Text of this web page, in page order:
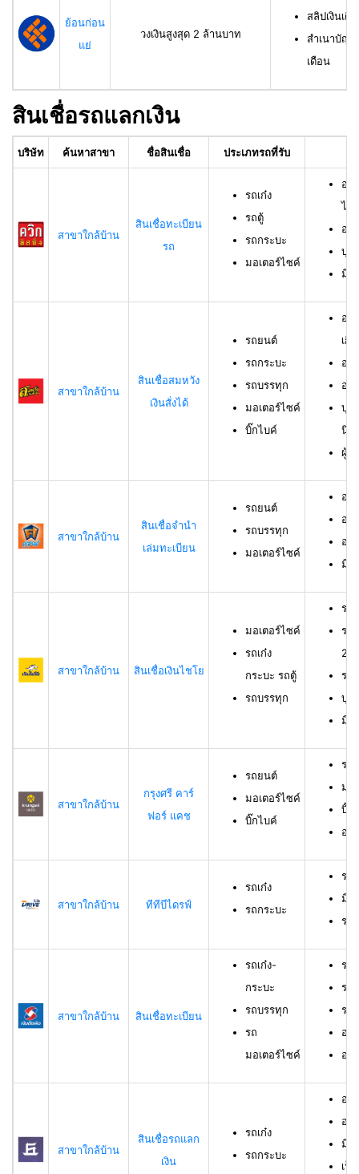
ย้อนก่อน
แย่
วงเงินสูงสุด 2 ล้านบาท
สลิปเงินเดื
สำเนาบัญชี
เดือน
สินเชื่อรถแลกเงิน
บริษัท ค้นหาสาขา ชื่อสินเชื่อ ประเภทรถที่รับ
สาขาใกล้บ้าน
สินเชื่อทะเบียน
รถ
รถเก๋ง
รถตู้
รถกระบะ
มอเตอร์ไซค์
อา
ไม่
อา
บุค
มีชื่
สาขาใกล้บ้าน
สินเชื่อสมหวัง
เงินสั่งได้
รถยนต์
รถกระบะ
รถบรรทุก
มอเตอร์ไซค์
บิ๊กไบค์
อา
เกิ
อา
อา
บุค
นิติ
ผู้กู้
สาขาใกล้บ้าน
สินเชื่อจำนำ
เล่มทะเบียน
รถยนต์
รถบรรทุก
มอเตอร์ไซค์
อา
อา
อา
มีชื่
สาขาใกล้บ้าน สินเชื่อเงินไชโย
มอเตอร์ไซค์
รถเก๋ง
กระบะ รถตู้
รถบรรทุก
รถ
รถ
23
รถ
บุค
มีร
สาขาใกล้บ้าน
กรุงศรี คาร์
ฟอร์ แคช
รถยนต์
มอเตอร์ไซค์
บิ๊กไบค์
รถ
มอ
บิ๊ก
อา
สาขาใกล้บ้าน ทีทีบีไดรฟ์
รถเก๋ง
รถกระบะ
รถ
มีอ
รา
สาขาใกล้บ้าน สินเชื่อทะเบียน
รถเก๋ง-
กระบะ
รถบรรทุก
รถ
มอเตอร์ไซค์
รถ
รถ
รถ
อา
อา
สาขาใกล้บ้าน
สินเชื่อรถแลก
เงิน
รถเก๋ง
รถกระบะ
อา
อา
มีร
เป็